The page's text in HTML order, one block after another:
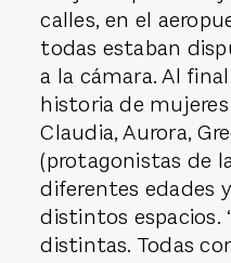
calles, en el
todas estaban
a la cámara. Al
historia de
Claudia, Aurora,
(protagonistas de
diferentes edades
distintos espacios.
distintas. Todas